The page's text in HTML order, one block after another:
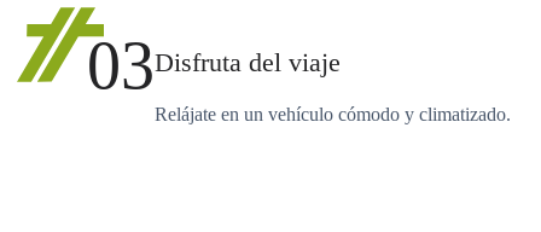
03Disfruta del viaje
Relájate en un vehículo cómodo y climatizado.